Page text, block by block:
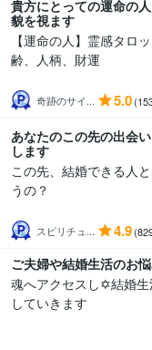
貴方にとっての運命の
貌を視ます
【運命の人】霊感タロ
齢、人柄、財運
奇跡のサイ... 5.0
あなたのこの先の出会
します
この先、結婚できる人
うの？
スピリチュ... 4.9
ご夫婦や結婚生活のお
魂へアクセスし✡️結婚
していきます